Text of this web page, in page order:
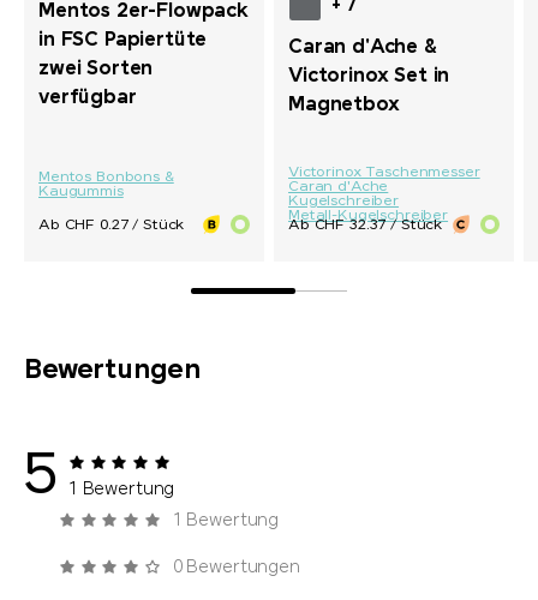
Mentos 2er-Flowpack
in FSC Papiertüte
zwei Sorten
verfügbar
Mentos Bonbons &
Kaugummis
Ab CHF 0.27 / Stück
+ 7
Caran d'Ache &
Victorinox Set in
Magnetbox
Victorinox Taschenmesser
Caran d'Ache
Kugelschreiber
Metall-Kugelschreiber
Ab CHF 32.37 / Stück
Bewertungen
5
1 Bewertung
1 Bewertung
0 Bewertungen